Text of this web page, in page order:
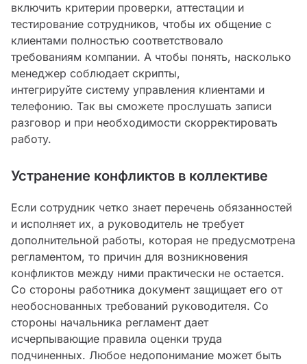
включить критерии проверки, аттестации и
тестирование сотрудников, чтобы их общение с
клиентами полностью соответствовало
требованиям компании. А чтобы понять, насколько
менеджер соблюдает скрипты,
интегрируйте систему управления клиентами и
телефонию. Так вы сможете прослушать записи
разговор и при необходимости скорректировать
работу.
Устранение конфликтов в коллективе
Если сотрудник четко знает перечень обязанностей
и исполняет их, а руководитель не требует
дополнительной работы, которая не предусмотрена
регламентом, то причин для возникновения
конфликтов между ними практически не остается.
Со стороны работника документ защищает его от
необоснованных требований руководителя. Со
стороны начальника регламент дает
исчерпывающие правила оценки труда
подчиненных. Любое недопонимание может быть